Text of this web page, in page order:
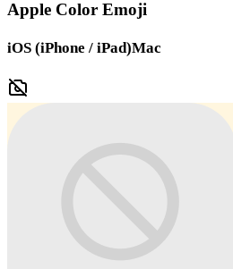
Apple Color Emoji
iOS (iPhone / iPad)Mac